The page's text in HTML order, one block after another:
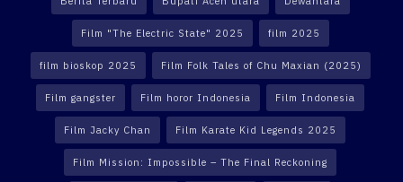
Film "The Electric State" 2025 film 2025
film bioskop 2025 Film Folk Tales of Chu Maxian (2025)
Film gangster Film horor Indonesia Film Indonesia
Film Jacky Chan Film Karate Kid Legends 2025
Film Mission: Impossible – The Final Reckoning